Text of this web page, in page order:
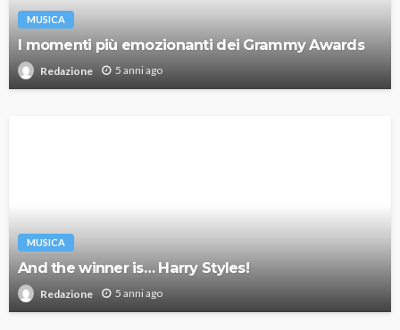
MUSICA
I momenti più emozionanti dei Grammy Awards
Redazione 5 anni ago
MUSICA
And the winner is… Harry Styles!
Redazione 5 anni ago